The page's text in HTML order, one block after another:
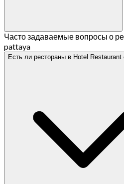
Часто задаваемые вопросы о
pattaya
Есть ли рестораны в Hotel Restaurant